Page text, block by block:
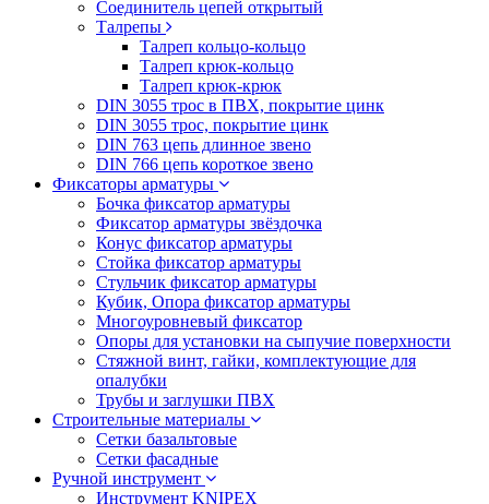
Соединитель цепей открытый
Талрепы
Талреп кольцо-кольцо
Талреп крюк-кольцо
Талреп крюк-крюк
DIN 3055 трос в ПВХ, покрытие цинк
DIN 3055 трос, покрытие цинк
DIN 763 цепь длинное звено
DIN 766 цепь короткое звено
Фиксаторы арматуры
Бочка фиксатор арматуры
Фиксатор арматуры звёздочка
Конус фиксатор арматуры
Стойка фиксатор арматуры
Стульчик фиксатор арматуры
Кубик, Опора фиксатор арматуры
Многоуровневый фиксатор
Опоры для установки на сыпучие поверхности
Стяжной винт, гайки, комплектующие для
опалубки
Трубы и заглушки ПВХ
Строительные материалы
Сетки базальтовые
Сетки фасадные
Ручной инструмент
Инструмент KNIPEX